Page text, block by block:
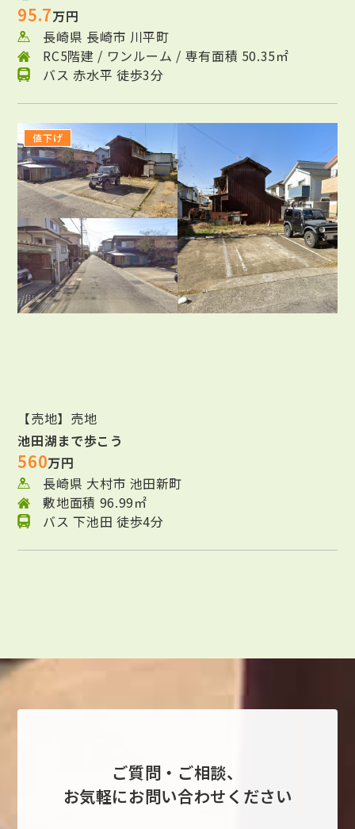
95.7万円
長崎県 長崎市 川平町
RC5階建 / ワンルーム / 専有面積 50.35㎡
バス 赤水平 徒歩3分
値下げ
【売地】売地
池田湖まで歩こう
560万円
長崎県 大村市 池田新町
敷地面積 96.99㎡
バス 下池田 徒歩4分
ご質問・ご相談、
お気軽にお問い合わせください